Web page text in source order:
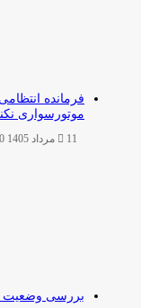
فرمانده
موتورسواری
11 مرداد 1405 19:00
بررسی وضعیت